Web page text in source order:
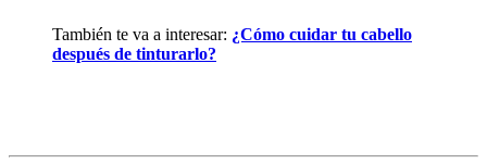
También te va a interesar: ¿Cómo cuidar tu cabello
después de tinturarlo?